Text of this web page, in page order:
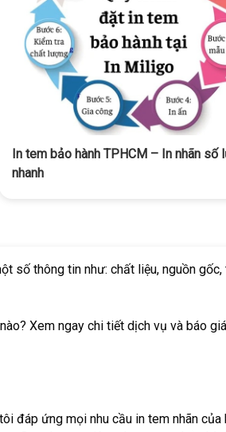
In tem bảo hành TPHCM – In nhãn số
nhanh
số thông tin như: chất liệu, nguồn gốc,
Xem ngay chi tiết dịch vụ và báo
đáp ứng mọi nhu cầu in tem nhãn của